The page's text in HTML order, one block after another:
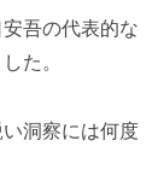
吾の代表的な
た。
洞察には何度